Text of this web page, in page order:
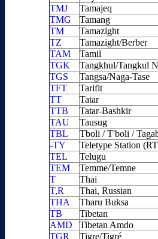
TMJ
Tamajeq
TMG
Tamang
TM
Tamazight
TZ
Tamazight/Berber
TAM
Tamil
TGK
Tangkhul/Tangkul
TGS
Tangsa/Naga-Tase
TFT
Tarifit
TT
Tatar
TTB
Tatar-Bashkir
TAU
Tausug
TBL
Tboli / T'boli /
-TY
Teletype Station
TEL
Telugu
TEM
Temme/Temne
T
Thai
T,R
Thai, Russian
THA
Tharu Buksa
TB
Tibetan
AMD
Tibetan Amdo
TGR
Tigre/Tigré